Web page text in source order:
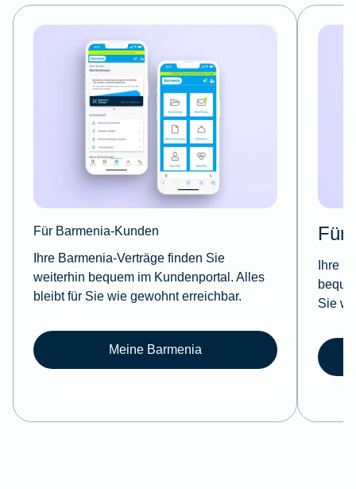
Für Barmenia-Kunden
Ihre Barmenia-Verträge finden Sie
weiterhin bequem im Kundenportal. Alles
bleibt für Sie wie gewohnt erreichbar.
Meine Barmenia
Für
Ihre
Sie